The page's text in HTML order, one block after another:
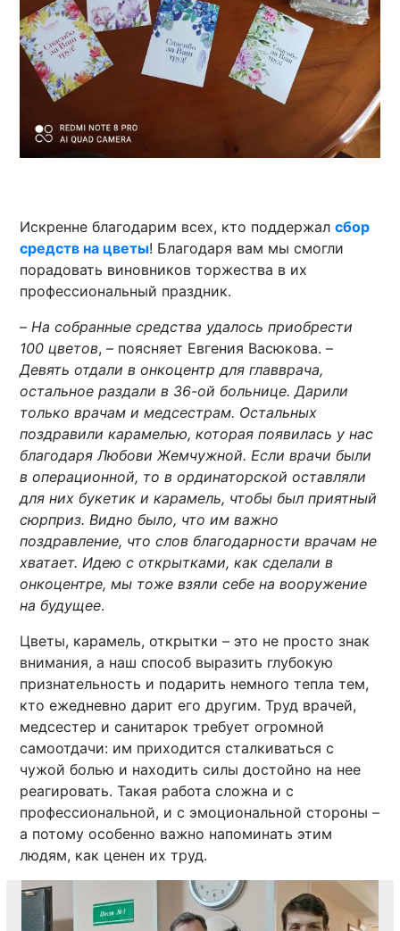
Искренне благодарим всех, кто поддержалсбор
средств на цветы! Благодаря вам мы смогли
порадовать виновников торжества в их
профессиональный праздник.
– На собранные средства удалось приобрести
100 цветов, – поясняет Евгения Васюкова. –
Девять отдали в онкоцентр для главврача,
остальное раздали в 36-ой больнице. Дарили
только врачам и медсестрам. Остальных
поздравили карамелью, которая появилась у нас
благодаря Любови Жемчужной. Если врачи были
в операционной, то в ординаторской оставляли
для них букетик и карамель, чтобы был приятный
сюрприз. Видно было, что им важно
поздравление, что слов благодарности врачам не
хватает. Идею с открытками, как сделали в
онкоцентре, мы тоже взяли себе на вооружение
на будущее.
Цветы, карамель, открытки – это не просто знак
внимания, а наш способ выразить глубокую
признательность и подарить немного тепла тем,
кто ежедневно дарит его другим. Труд врачей,
медсестер и санитарок требует огромной
самоотдачи: им приходится сталкиваться с
чужой болью и находить силы достойно на нее
реагировать. Такая работа сложна и с
профессиональной, и с эмоциональной стороны –
а потому особенно важно напоминать этим
людям, как ценен их труд.